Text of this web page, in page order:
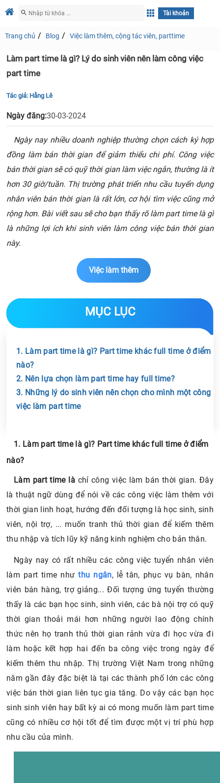
Tài khoản
Trang chủ Blog Việc làm thêm, cộng tác viên, parttime
Làm part time là gì? Lý do sinh viên nên làm công việc
part time
Tác giả: Hằng Lê
Ngày đăng:30-03-2024
Ngày nay nhiều doanh nghiệp thường chọn cách ký hợp
đồng làm bán thời gian để giảm thiểu chi phí. Công việc
bán thời gian sẽ có quỹ thời gian làm việc ngắn, thường là ít
hơn 30 giờ/tuần. Thị trường phát triển nhu cầu tuyển dụng
nhân viên bán thời gian là rất lớn, cơ hội tìm việc cũng mở
rộng hơn. Bài viết sau sẽ cho bạn thấy rõ làm part time là gì
là những lợi ích khi sinh viên làm công việc bán thời gian
này.
Việc làm thêm
MỤC LỤC
1. Làm part time là gì? Part time khác full time ở điểm
nào?
2. Nên lựa chọn làm part time hay full time?
3. Những lý do sinh viên nên chọn cho mình một công
việc làm part time
1. Làm part time là gì? Part time khác full time ở điểm
nào?
Làm part time làchỉ công việc làm bán thời gian. Đây
là thuật ngữ dùng để nói về các công việc làm thêm với
thời gian linh hoạt, hướng đến đối tượng là học sinh, sinh
viên, nội trợ, ... muốn tranh thủ thời gian để kiếm thêm
thu nhập và tích lũy kỹ năng kinh nghiệm cho bản thân.
Ngày nay có rất nhiều các công việc tuyển nhân viên
làm part time nhưthu ngân, lễ tân, phục vụ bàn, nhân
viên bán hàng, trợ giảng... Đối tượng ứng tuyển thường
thấy là các bạn học sinh, sinh viên, các bà nội trợ có quỹ
thời gian thoải mái hơn những người lao động chính
thức nên họ tranh thủ thời gian rảnh vừa đi học vừa đi
làm hoặc kết hợp hai đến ba công việc trong ngày để
kiếm thêm thu nhập. Thị trường Việt Nam trong những
năm gần đây đặc biệt là tại các thành phố lớn các công
việc bán thời gian liên tục gia tăng. Do vậy các bạn học
sinh sinh viên hay bất kỳ ai có mong muốn làm part time
cũng có nhiều cơ hội tốt để tìm được một vị trí phù hợp
nhu cầu của mình.